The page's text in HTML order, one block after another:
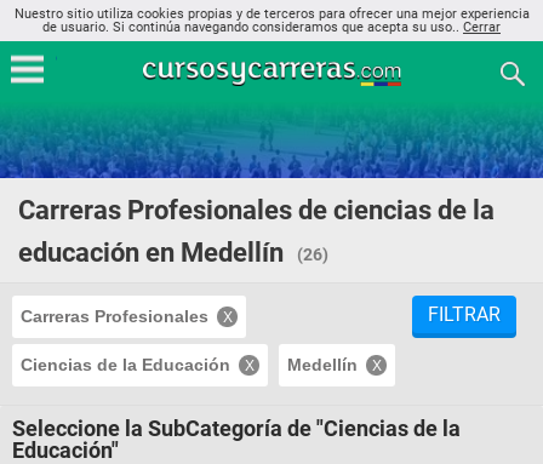
Nuestro sitio utiliza cookies propias y de terceros para ofrecer una mejor experiencia
de usuario. Si continúa navegando consideramos que acepta su uso.. Cerrar
Carreras Profesionales de ciencias de la
educación en Medellín
(26)
Carreras Profesionales
Ciencias de la Educación Medellín
FILTRAR
Seleccione la SubCategoría de "Ciencias de la
Educación"